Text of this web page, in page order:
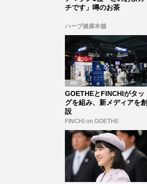
チです」噂のお茶
ハーブ健康本舗
GOETHEとFINCHIがタッ
グを組み、新メディアを創
設
FINCHI on GOETHE